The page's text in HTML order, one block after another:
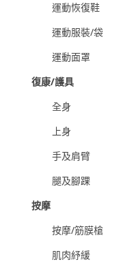
運動恢復鞋
運動服裝/袋
運動面罩
復康/護具
全身
上身
手及肩臂
腿及腳踝
按摩
按摩/筋膜槍
肌肉紓緩